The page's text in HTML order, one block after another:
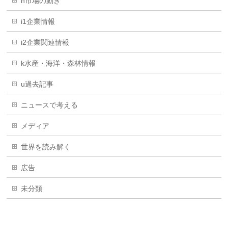
i1企業情報
i2企業関連情報
k水産・海洋・森林情報
u過去記事
ニュースで考える
メディア
世界を読み解く
広告
未分類